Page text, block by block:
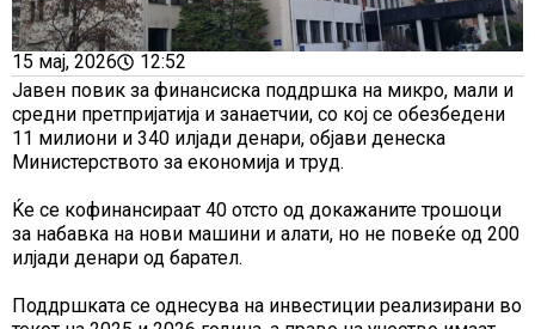
15 мај, 2026
12:52
Јавен повик за финансиска поддршка на микро, мали и
средни претпријатија и занаетчии, со кој се обезбедени
11 милиони и 340 илјади денари, објави денеска
Министерството за економија и труд.
Ќе се кофинансираат 40 отсто од докажаните трошоци
за набавка на нови машини и алати, но не повеќе од 200
илјади денари од барател.
Поддршката се однесува на инвестиции реализирани во